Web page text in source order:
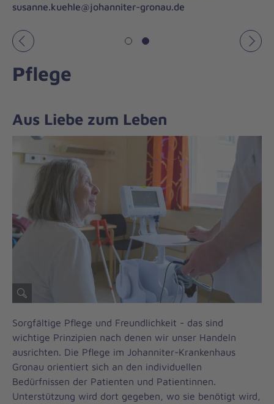
susanne.kuehle@johanniter-gronau.de
Vorheriges
Pflege
Aus Liebe zum Leben
Sorgfältige Pflege und Freundlichkeit - das sind
wichtige Prinzipien nach denen wir unser Handeln
ausrichten. Die Pflege im Johanniter-Krankenhaus
Gronau orientiert sich an den individuellen
Bedürfnissen der Patienten und Patientinnen.
Unterstützung wird dort gegeben, wo sie benötigt wird,